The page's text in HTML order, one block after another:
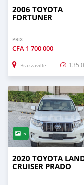
2006 TOYOTA
FORTUNER
PRIX
CFA 1 700 000
Brazzaville 135
5
2020 TOYOTA
CRUISER PRADO